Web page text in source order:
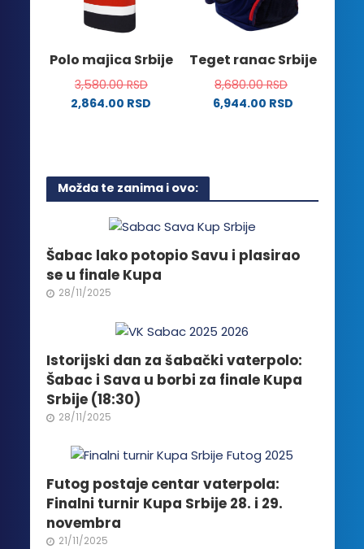
biti
izabrane
stranici
proizvoda.
izabrane
na
proizvoda.
Polo majica Srbije
3,580.00RSD
2,864.00 RSD
više
varijanti.
Opcije
mogu
biti
izabrane
na
proizvoda.
Teget ranac Srbije
8,680.00RSD
6,944.00 RSD
Možda te zanima i ovo:
Šabac lako potopio Savu i plasirao
se u finale Kupa
28/11/2025
Istorijski dan za šabački vaterpolo:
Šabac i Sava u borbi za finale Kupa
Srbije (18:30)
28/11/2025
Futog postaje centar vaterpola:
Finalni turnir Kupa Srbije 28. i 29.
novembra
21/11/2025